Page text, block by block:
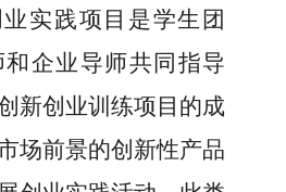
实践项目是学生团
企业导师共同指导
新创业训练项目的成
场前景的创新性产品